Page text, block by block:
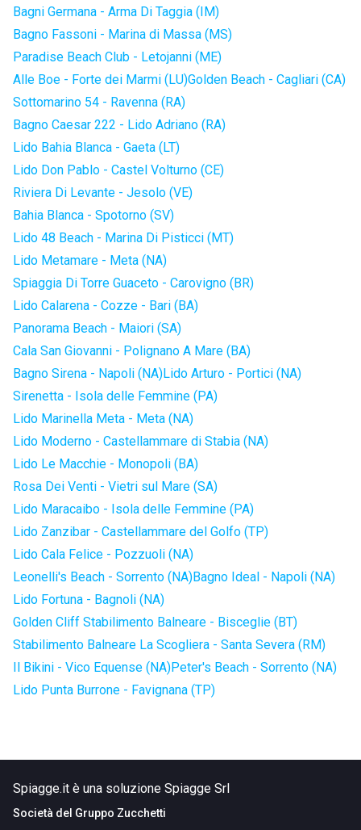
Bagni Germana - Arma Di Taggia (IM)
Bagno Fassoni - Marina di Massa (MS)
Paradise Beach Club - Letojanni (ME)
Alle Boe - Forte dei Marmi (LU)Golden Beach - Cagliari (CA)
Sottomarino 54 - Ravenna (RA)
Bagno Caesar 222 - Lido Adriano (RA)
Lido Bahia Blanca - Gaeta (LT)
Lido Don Pablo - Castel Volturno (CE)
Riviera Di Levante - Jesolo (VE)
Bahia Blanca - Spotorno (SV)
Lido 48 Beach - Marina Di Pisticci (MT)
Lido Metamare - Meta (NA)
Spiaggia Di Torre Guaceto - Carovigno (BR)
Lido Calarena - Cozze - Bari (BA)
Panorama Beach - Maiori (SA)
Cala San Giovanni - Polignano A Mare (BA)
Bagno Sirena - Napoli (NA)Lido Arturo - Portici (NA)
Sirenetta - Isola delle Femmine (PA)
Lido Marinella Meta - Meta (NA)
Lido Moderno - Castellammare di Stabia (NA)
Lido Le Macchie - Monopoli (BA)
Rosa Dei Venti - Vietri sul Mare (SA)
Lido Maracaibo - Isola delle Femmine (PA)
Lido Zanzibar - Castellammare del Golfo (TP)
Lido Cala Felice - Pozzuoli (NA)
Leonelli's Beach - Sorrento (NA)Bagno Ideal - Napoli (NA)
Lido Fortuna - Bagnoli (NA)
Golden Cliff Stabilimento Balneare - Bisceglie (BT)
Stabilimento Balneare La Scogliera - Santa Severa (RM)
Il Bikini - Vico Equense (NA)Peter's Beach - Sorrento (NA)
Lido Punta Burrone - Favignana (TP)
Spiagge.it è una soluzione Spiagge Srl
Società del Gruppo Zucchetti